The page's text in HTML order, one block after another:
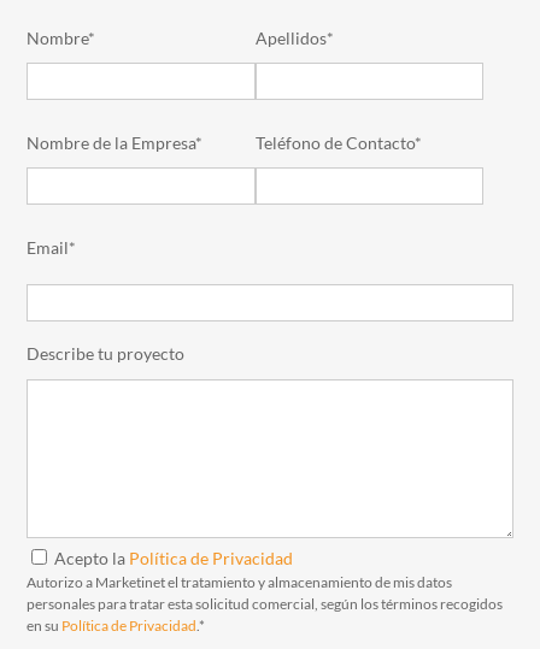
Nombre* Apellidos*
Nombre de la Empresa* Teléfono de Contacto*
Email*
Describe tu proyecto
Acepto la Política de Privacidad
Autorizo a Marketinet el tratamiento y almacenamiento de mis datos
personales para tratar esta solicitud comercial, según los términos recogidos
en su Política de Privacidad .*